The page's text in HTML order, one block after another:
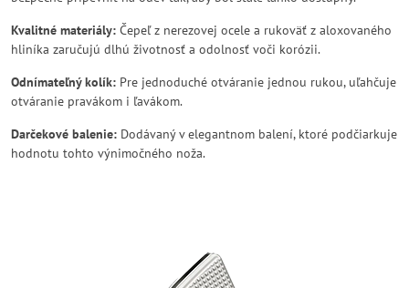
Kvalitné materiály: Čepeľ z nerezovej ocele a rukoväť z aloxovaného
hliníka zaručujú dlhú životnosť a odolnosť voči korózii.
Odnímateľný kolík: Pre jednoduché otváranie jednou rukou, uľahčuje
otváranie pravákom i ľavákom.
Darčekové balenie: Dodávaný v elegantnom balení, ktoré podčiarkuje
hodnotu tohto výnimočného noža.